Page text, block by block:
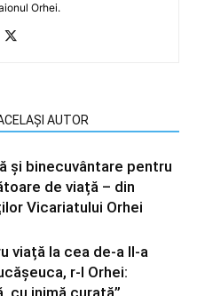
Orhei.
AUTOR
și binecuvântare pentru
de viață – din
Vicariatului Orhei
viață la cea de-a II-a
r-l Orhei:
cu inimă curată”